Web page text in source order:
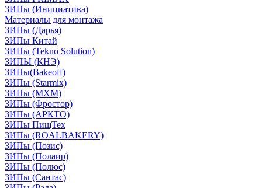
ЗИПы (Инициатива)
Материалы для монтажа
ЗИПы (Дарья)
ЗИПы Китай
ЗИПы (Tekno Solution)
ЗИПЫ (КНЭ)
ЗИПы(Bakeoff)
ЗИПы (Starmix)
ЗИПы (МХМ)
ЗИПы (Фростор)
ЗИПы (АРКТО)
ЗИПы ПищТех
ЗИПы (ROALBAKERY)
ЗИПы (Позис)
ЗИПы (Полаир)
ЗИПы (Полюс)
ЗИПы (Сантас)